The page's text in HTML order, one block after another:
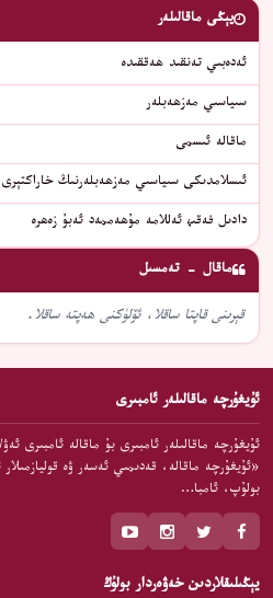
يېڭى ماقالىلەر
ئەدەبىي تەنقىد ھەققىدە
سىياسىي مەزھەبلەر
ماقالە ئىسمى
ئىسلامدىكى سىياسىي مەزھەبلەرنىڭ خاراكتېرى (1)
دادىل فەقىھ ئەللامە مۇھەممەد ئەبۇ زەھرە
ماقال - تەمسىل
قېرىنى قاپتا ساقلا، ئۆلۈكنى ھەپتە ساقلا.
ئۇيغۇرچە ماقالىلەر ئامبىرى
ئۇيغۇرچە ماقالىلەر ئامبىرى بۇ ماقالە ئامبىرى
«ئۇيغۇرچە ماقالە، قەدىمىي ئەسەر ۋە
بولۇپ، ئامبا…
يېڭىلىقلاردىن خەۋەردار بولۇڭ